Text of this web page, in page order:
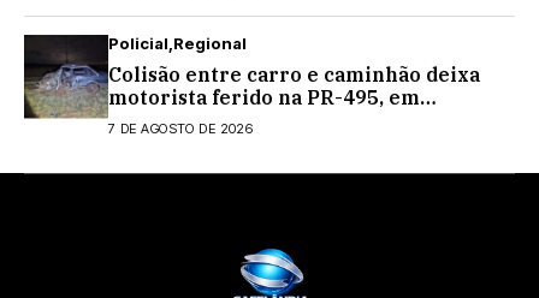
Policial Regional
Colisão entre carro e caminhão deixa
motorista ferido na PR-495, em
Medianeira
7 DE AGOSTO DE 2026